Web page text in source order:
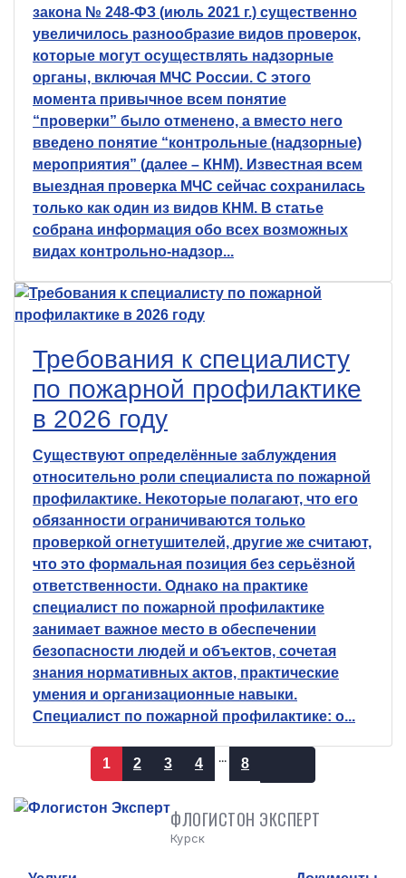
закона № 248-ФЗ (июль 2021 г.) существенно
увеличилось разнообразие видов проверок,
которые могут осуществлять надзорные
органы, включая МЧС России. С этого
момента привычное всем понятие
“проверки” было отменено, а вместо него
введено понятие “контрольные (надзорные)
мероприятия” (далее – КНМ). Известная всем
выездная проверка МЧС сейчас сохранилась
только как один из видов КНМ. В статье
собрана информация обо всех возможных
видах контрольно-надзор...
Требования к специалисту
по пожарной профилактике
в 2026 году
Существуют определённые заблуждения
относительно роли специалиста по пожарной
профилактике. Некоторые полагают, что его
обязанности ограничиваются только
проверкой огнетушителей, другие же считают,
что это формальная позиция без серьёзной
ответственности. Однако на практике
специалист по пожарной профилактике
занимает важное место в обеспечении
безопасности людей и объектов, сочетая
знания нормативных актов, практические
умения и организационные навыки.
Специалист по пожарной профилактике: о...
1 2 3 4 ... 8
ФЛОГИСТОН ЭКСПЕРТ
Курск